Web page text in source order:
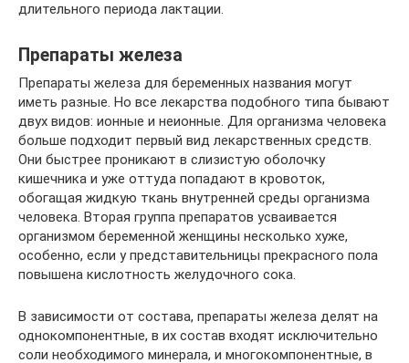
длительного периода лактации.
Препараты железа
Препараты железа для беременных названия могут
иметь разные. Но все лекарства подобного типа бывают
двух видов: ионные и неионные. Для организма человека
больше подходит первый вид лекарственных средств.
Они быстрее проникают в слизистую оболочку
кишечника и уже оттуда попадают в кровоток,
обогащая жидкую ткань внутренней среды организма
человека. Вторая группа препаратов усваивается
организмом беременной женщины несколько хуже,
особенно, если у представительницы прекрасного пола
повышена кислотность желудочного сока.
В зависимости от состава, препараты железа делят на
однокомпонентные, в их состав входят исключительно
соли необходимого минерала, и многокомпонентные, в